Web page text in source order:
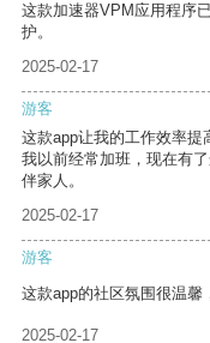
这款加速器VPM应用程序
护。
2025-02-17
游客
这款app让我的工作效率提
我以前经常加班，现在有
伴家人。
2025-02-17
游客
这款app的社区氛围很温馨
2025-02-17